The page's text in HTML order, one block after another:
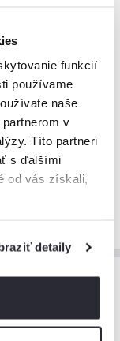
funkcií
používame
naše
v
Títo partneri
s ďalšími
od vás získali,
detaily
v závislosti od
cene vás
záujmu o luxusný
programu,
24/7) je cena